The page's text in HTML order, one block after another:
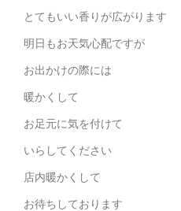
とてもいい香りが広がります
明日もお天気心配ですが
お出かけの際には
暖かくして
お足元に気を付けて
いらしてください
店内暖かくして
お待ちしております